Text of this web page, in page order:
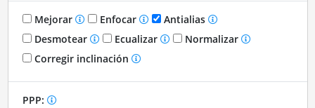
Mejorar Enfocar
Antialias
Desmotear
Ecualizar
Normalizar
Corregir inclinación
PPP: